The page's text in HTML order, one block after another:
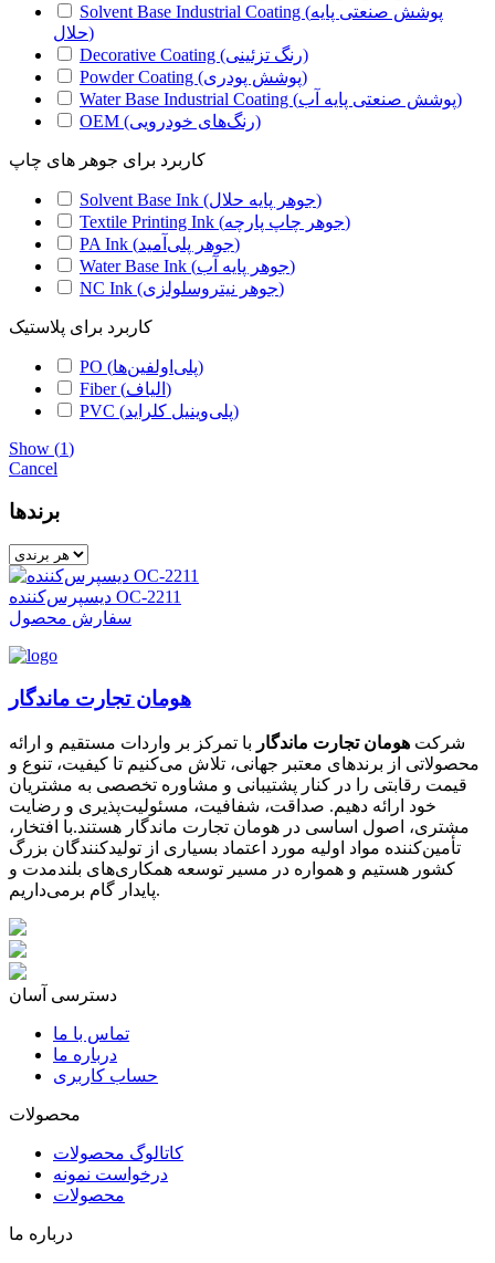
Solvent Base Industrial Coating (پوشش صنعتی پایه
حلال)
Decorative Coating (رنگ تزئینی)
Powder Coating (پوشش پودری)
Water Base Industrial Coating (پوشش صنعتی پایه آب)
OEM (رنگ‌های خودرویی)
کاربرد برای جوهر های چاپ
Solvent Base Ink (جوهر پایه حلال)
Textile Printing Ink (جوهر چاپ پارچه)
PA Ink (جوهر پلی‌آمید)
Water Base Ink (جوهر پایه آب)
NC Ink (جوهر نیتروسلولزی)
کاربرد برای پلاستیک
PO (پلی‌اولفین‌ها)
Fiber (الیاف)
PVC (پلی‌وینیل کلراید)
Show (1)
Cancel
برندها
دیسپرس‌کننده OC-2211
سفارش محصول
هومان تجارت ماندگار
شرکت هومان تجارت ماندگار با تمرکز بر واردات مستقیم و ارائه
محصولاتی از برندهای معتبر جهانی، تلاش می‌کنیم تا کیفیت، تنوع و
قیمت رقابتی را در کنار پشتیبانی و مشاوره تخصصی به مشتریان
خود ارائه دهیم. صداقت، شفافیت، مسئولیت‌پذیری و رضایت
مشتری، اصول اساسی در هومان تجارت ماندگار هستند.با افتخار،
تأمین‌کننده مواد اولیه مورد اعتماد بسیاری از تولیدکنندگان بزرگ
کشور هستیم و همواره در مسیر توسعه همکاری‌های بلندمدت و
پایدار گام برمی‌داریم.
دسترسی آسان
تماس با ما
درباره ما
حساب کاربری
محصولات
کاتالوگ محصولات
درخواست نمونه
محصولات
درباره ما